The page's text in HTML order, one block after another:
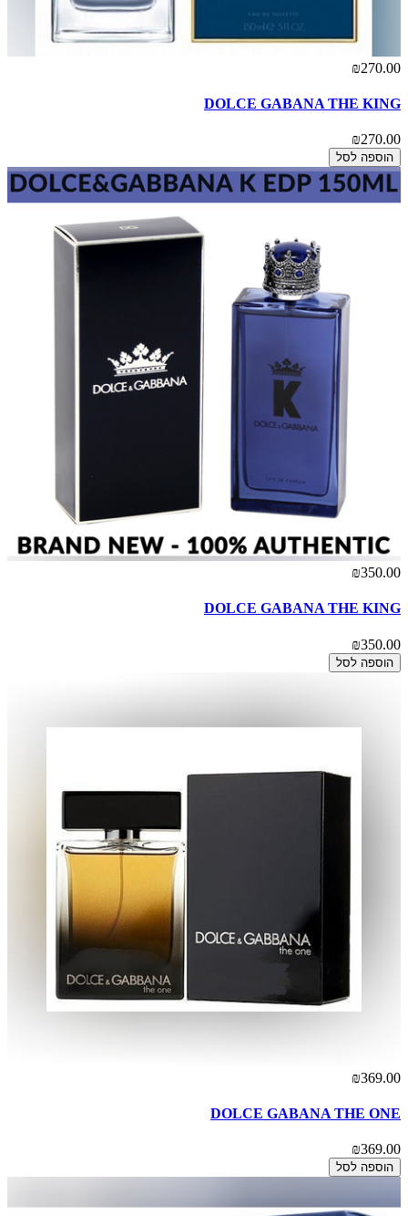
₪270.00
DOLCE GABANA THE KING
₪270.00
הוספה לסל
₪350.00
DOLCE GABANA THE KING
₪350.00
הוספה לסל
₪369.00
DOLCE GABANA THE ONE
₪369.00
הוספה לסל